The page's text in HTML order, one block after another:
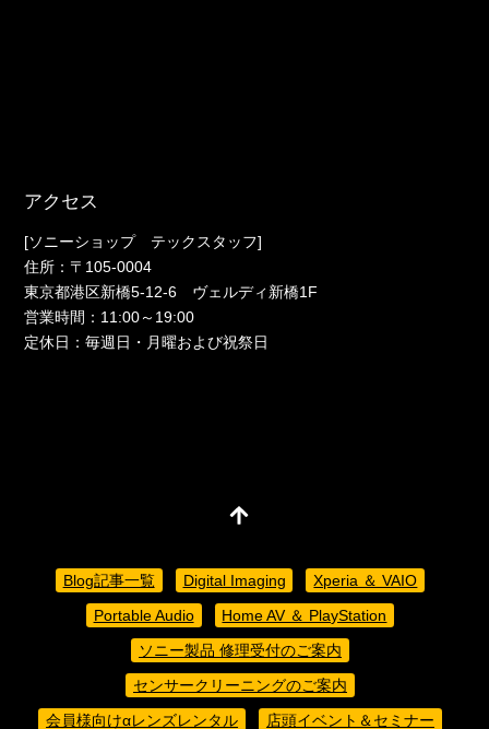
アクセス
[ソニーショップ テックスタッフ]
住所：〒105-0004
東京都港区新橋5-12-6 ヴェルディ新橋1F
営業時間：11:00～19:00
定休日：毎週日・月曜および祝祭日
Blog記事一覧 Digital Imaging
Xperia ＆ VAIO
Portable Audio
Home AV ＆ PlayStation
ソニー製品 修理受付のご案内
センサークリーニングのご案内
会員様向けαレンズレンタル
店頭イベント＆セミナー